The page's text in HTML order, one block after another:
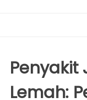
Penyakit
Lemah: